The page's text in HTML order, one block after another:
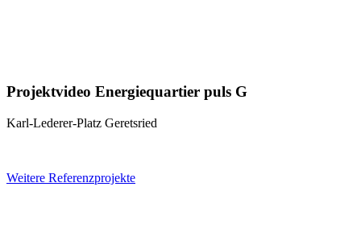
Projektvideo Energiequartier puls G
Karl-Lederer-Platz Geretsried
Weitere Referenzprojekte